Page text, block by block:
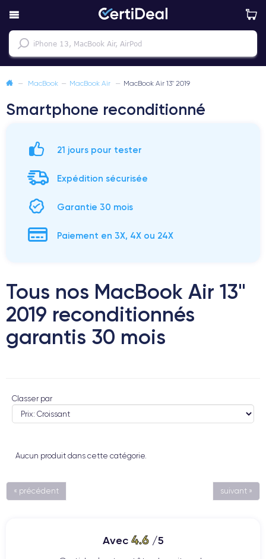
— MacBook — MacBook Air — MacBook Air 13" 2019
Smartphone reconditionné
21 jours pour tester
Expédition sécurisée
Garantie 30 mois
Paiement en 3X, 4X ou 24X
Tous nos MacBook Air 13"
2019 reconditionnés
garantis 30 mois
Classer par
Aucun produit dans cette catégorie.
« précédent suivant »
Avec 4.6/5